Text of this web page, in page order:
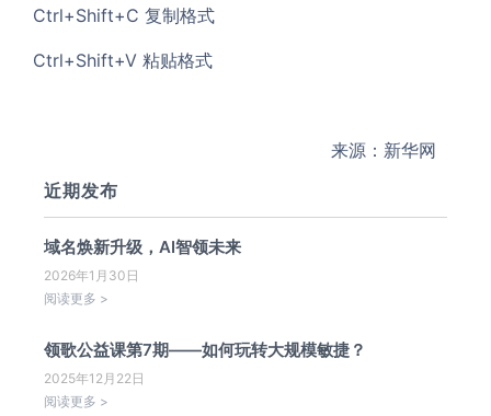
Ctrl+Shift+C 复制格式
Ctrl+Shift+V 粘贴格式
来源：新华网
近期发布
域名焕新升级，AI智领未来
2026年1月30日
阅读更多 >
领歌公益课第7期——如何玩转大规模敏捷？
2025年12月22日
阅读更多 >